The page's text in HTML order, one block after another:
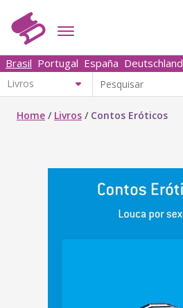
Brasil Portugal España Deutschland
Home / Livros / Contos Eróticos